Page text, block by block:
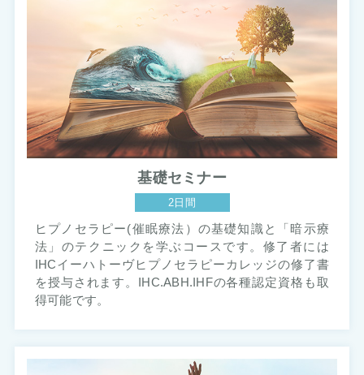
基礎セミナー
2日間
ヒプノセラピー(催眠療法）の基礎知識と「暗示療
法」のテクニックを学ぶコースです。修了者には
IHCイーハトーヴヒプノセラピーカレッジの修了書
を授与されます。IHC.ABH.IHFの各種認定資格も取
得可能です。